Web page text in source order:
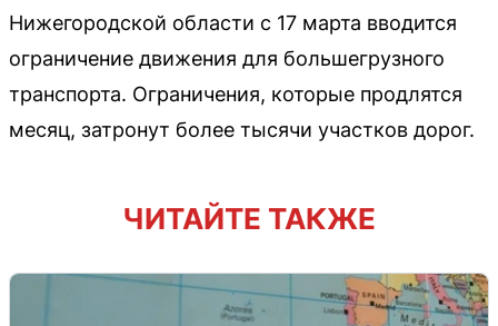
Нижегородской области с 17 марта вводится
ограничение движения для большегрузного
транспорта. Ограничения, которые продлятся
месяц, затронут более тысячи участков дорог.
ЧИТАЙТЕ ТАКЖЕ